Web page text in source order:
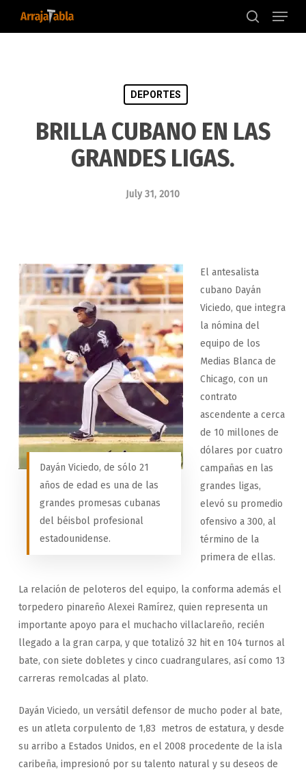
search
Menu
DEPORTES
BRILLA CUBANO EN LAS
GRANDES LIGAS.
July 31, 2010
Dayán Viciedo, de sólo 21
años de edad es una de las
grandes promesas cubanas
del béisbol profesional
estadounidense.
El antesalista
cubano Dayán
Viciedo, que integra
la nómina del
equipo de los
Medias Blanca de
Chicago, con un
contrato
ascendente a cerca
de 10 millones de
dólares por cuatro
campañas en las
grandes ligas,
elevó su promedio
ofensivo a 300, al
término de la
primera de ellas.
La relación de peloteros del equipo, la conforma además el
torpedero pinareño Alexei Ramírez, quien representa un
importante apoyo para el muchacho villaclareño, recién
llegado a la gran carpa, y que totalizó 32 hit en 104 turnos al
bate, con siete dobletes y cinco cuadrangulares, así como 13
carreras remolcadas al plato.
Dayán Viciedo, un versátil defensor de mucho poder al bate,
es un atleta corpulento de 1,83 metros de estatura, y desde
su arribo a Estados Unidos, en el 2008 procedente de la isla
caribeña, impresionó por su talento natural y su deseos de